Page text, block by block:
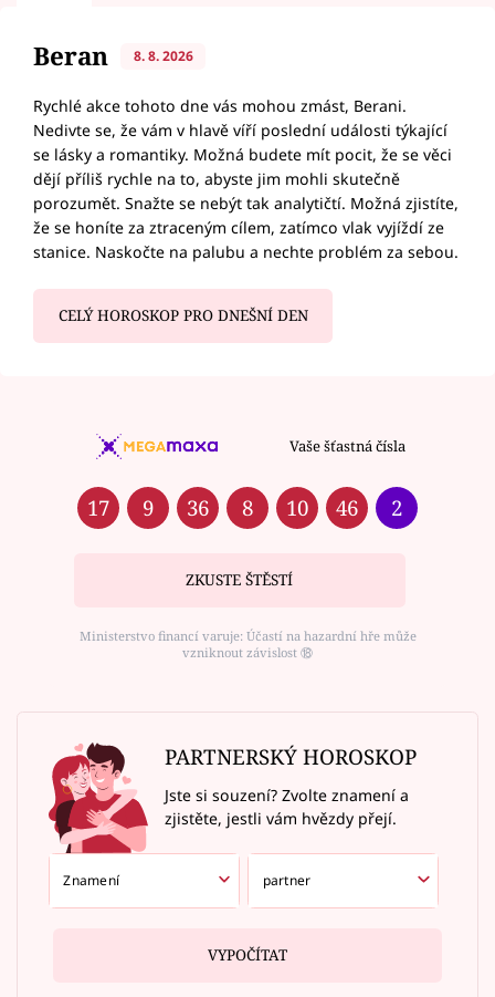
Beran 8. 8. 2026
Rychlé akce tohoto dne vás mohou zmást, Berani.
Nedivte se, že vám v hlavě víří poslední události týkající
se lásky a romantiky. Možná budete mít pocit, že se věci
dějí příliš rychle na to, abyste jim mohli skutečně
porozumět. Snažte se nebýt tak analytičtí. Možná zjistíte,
že se honíte za ztraceným cílem, zatímco vlak vyjíždí ze
stanice. Naskočte na palubu a nechte problém za sebou.
CELÝ HOROSKOP PRO DNEŠNÍ DEN
Vaše šťastná čísla
17 9 36 8 10 46 2
ZKUSTE ŠTĚSTÍ
Ministerstvo financí varuje: Účastí na hazardní hře může
vzniknout závislost ⑱
PARTNERSKÝ HOROSKOP
Jste si souzení? Zvolte znamení a
zjistěte, jestli vám hvězdy přejí.
VYPOČÍTAT